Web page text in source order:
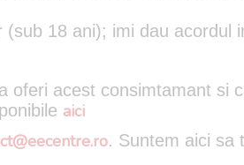
18 ani); imi dau acordul
oferi acest consimtamant si
aici
. Suntem aici sa